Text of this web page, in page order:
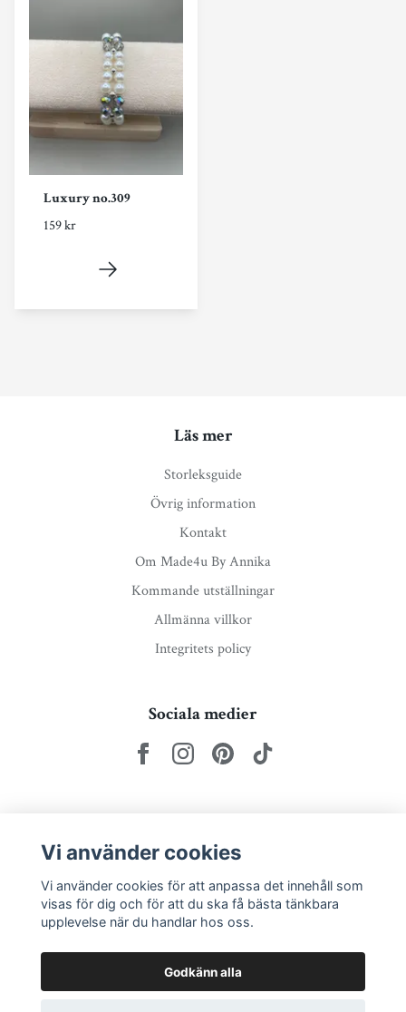
Luxury no.309
159 kr
Läs mer
Storleksguide
Övrig information
Kontakt
Om Made4u By Annika
Kommande utställningar
Allmänna villkor
Integritets policy
Sociala medier
Prenumerera
Vi använder cookies
Vi använder cookies för att anpassa det innehåll som
visas för dig och för att du ska få bästa tänkbara
upplevelse när du handlar hos oss.
Godkänn alla